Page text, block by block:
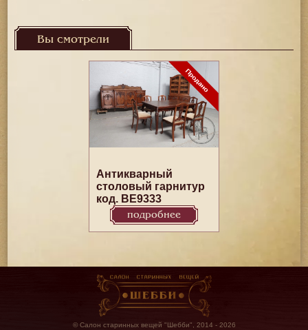
Вы смотрели
Антикварный
столовый гарнитур
код. BE9333
подробнее
© Салон старинных вещей "Шебби", 2014 - 2026